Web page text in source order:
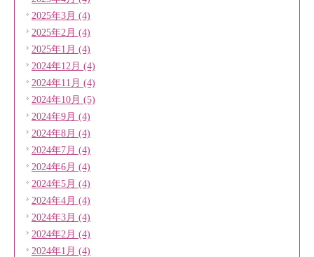
2025年3月 (4)
2025年2月 (4)
2025年1月 (4)
2024年12月 (4)
2024年11月 (4)
2024年10月 (5)
2024年9月 (4)
2024年8月 (4)
2024年7月 (4)
2024年6月 (4)
2024年5月 (4)
2024年4月 (4)
2024年3月 (4)
2024年2月 (4)
2024年1月 (4)